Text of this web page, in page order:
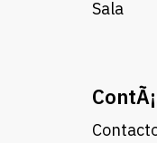
Sala